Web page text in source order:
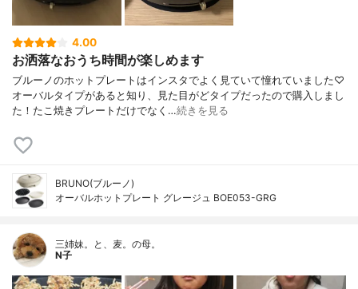
4.00
お洒落なおうち時間が楽しめます
ブルーノのホットプレートはインスタでよく見ていて憧れていました♡
オーバルタイプがあると知り、見た目がどタイプだったので購入しまし
た！たこ焼きプレートだけでなく…続きを見る
BRUNO(ブルーノ)
オーバルホットプレート グレージュ BOE053-GRG
三姉妹。と、麦。の母。
N子